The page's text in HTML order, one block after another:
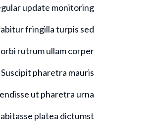
update monitoring
fringilla turpis sed
rutrum ullam corper
Suscipit pharetra mauris
ut pharetra urna
platea dictumst